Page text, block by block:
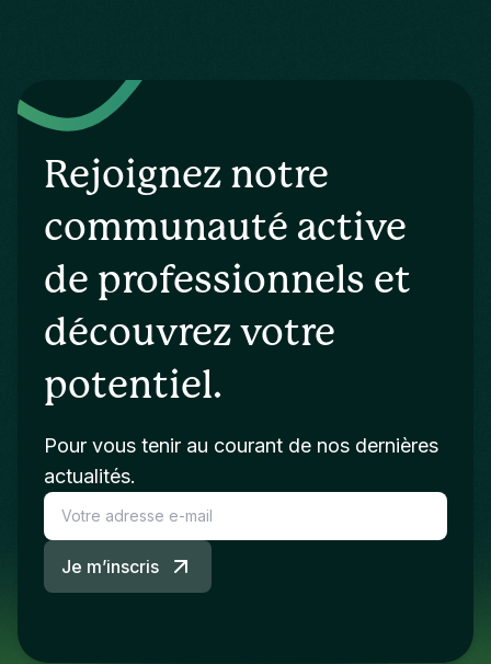
Rejoignez notre
communauté active
de professionnels et
découvrez votre
potentiel.
Pour vous tenir au courant de nos dernières
actualités.
Je m’inscris